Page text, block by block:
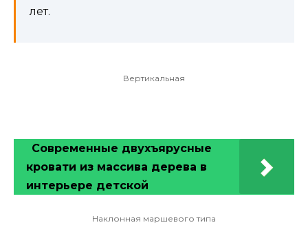
лет.
Вертикальная
Современные двухъярусные
кровати из массива дерева в
интерьере детской
Наклонная маршевого типа